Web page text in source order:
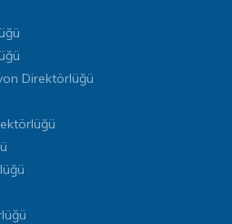
Direktörlüğü